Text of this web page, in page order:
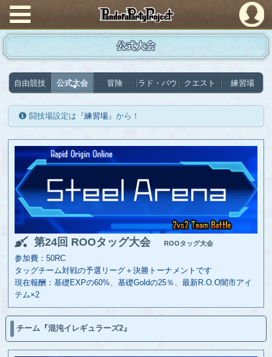
PandoraPartyProject
公式大会
自由競技 公式大会 冒険 ラド・バウ クエスト 練習場
闘技場設定は『練習場』から！
第24回 ROOタッグ大会 ROOタッグ大会
参加費：50RC
タッグチーム対戦の予選リーグ＋決勝トーナメントです
現在報酬：基礎EXPの60%、基礎Goldの25％、最新R.O.O闇市アイ
テム×2
チーム『混沌イレギュラーズ2』